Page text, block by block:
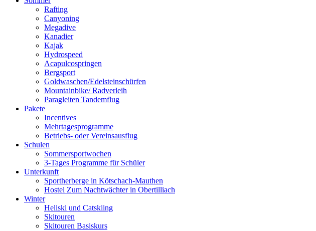
Rafting
Canyoning
Megadive
Kanadier
Kajak
Hydrospeed
Acapulcospringen
Bergsport
Goldwaschen/Edelsteinschürfen
Mountainbike/ Radverleih
Paragleiten Tandemflug
Pakete
Incentives
Mehrtagesprogramme
Betriebs- oder Vereinsausflug
Schulen
Sommersportwochen
3-Tages Programme für Schüler
Unterkunft
Sportherberge in Kötschach-Mauthen
Hostel Zum Nachtwächter in Obertilliach
Winter
Heliski und Catskiing
Skitouren
Skitouren Basiskurs